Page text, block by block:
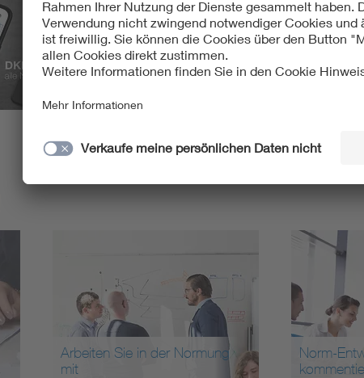
fassen wir die wichtigsten
berichten wir über aktuelle
informieren wir Sie bereits frühzeitig
Arbeiten Sie in der Normung
mit
Norm-